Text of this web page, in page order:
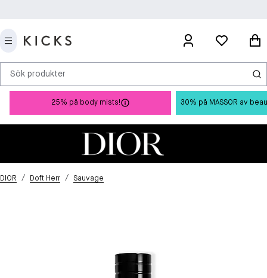
Sök produkter
25% på body mists! 30% på MASSOR av
DIOR / Doft Herr / Sauvage